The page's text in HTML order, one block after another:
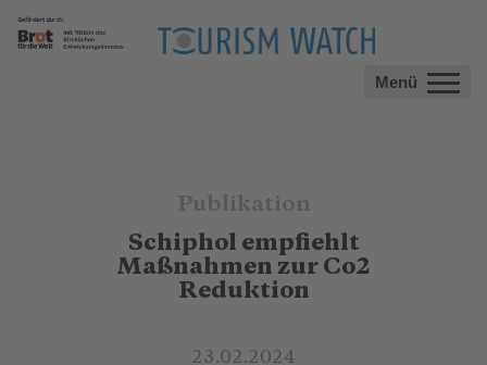
Menü
Publikation
Schiphol empfiehlt
Maßnahmen zur Co2
Reduktion
23.02.2024